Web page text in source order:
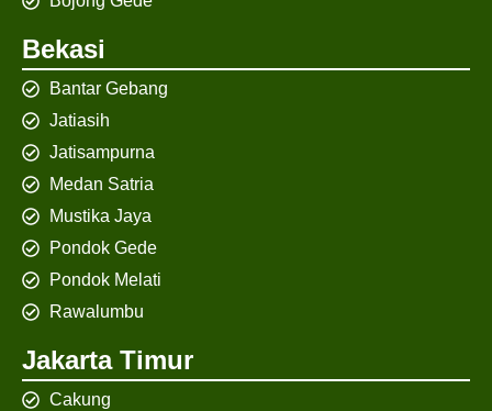
Bekasi
Bantar Gebang
Jatiasih
Jatisampurna
Medan Satria
Mustika Jaya
Pondok Gede
Pondok Melati
Rawalumbu
Jakarta Timur
Cakung